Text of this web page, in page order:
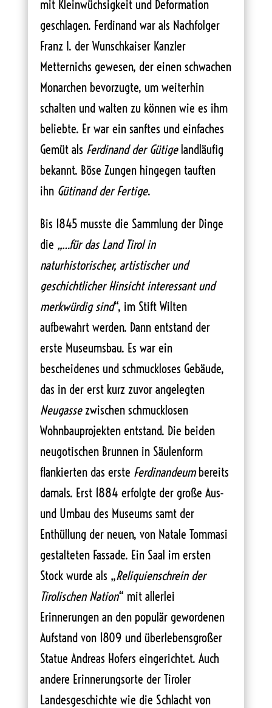
mit Kleinwüchsigkeit und Deformation
geschlagen. Ferdinand war als Nachfolger
Franz I. der Wunschkaiser Kanzler
Metternichs gewesen, der einen schwachen
Monarchen bevorzugte, um weiterhin
schalten und walten zu können wie es ihm
beliebte. Er war ein sanftes und einfaches
Gemüt als Ferdinand der Gütigelandläufig
bekannt. Böse Zungen hingegen tauften
ihn Gütinand der Fertige.
Bis 1845 musste die Sammlung der Dinge
die „…für das Land Tirol in
naturhistorischer, artistischer und
geschichtlicher Hinsicht interessant und
merkwürdig sind“, im Stift Wilten
aufbewahrt werden. Dann entstand der
erste Museumsbau. Es war ein
bescheidenes und schmuckloses Gebäude,
das in der erst kurz zuvor angelegten
Neugassezwischen schmucklosen
Wohnbauprojekten entstand. Die beiden
neugotischen Brunnen in Säulenform
flankierten das erste Ferdinandeumbereits
damals. Erst 1884 erfolgte der große Aus-
und Umbau des Museums samt der
Enthüllung der neuen, von Natale Tommasi
gestalteten Fassade. Ein Saal im ersten
Stock wurde als „Reliquienschrein der
Tirolischen Nation“ mit allerlei
Erinnerungen an den populär gewordenen
Aufstand von 1809 und überlebensgroßer
Statue Andreas Hofers eingerichtet. Auch
andere Erinnerungsorte der Tiroler
Landesgeschichte wie die Schlacht von